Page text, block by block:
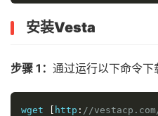
安装Vesta
步骤 1： 通过运行以下命令下
wget
[ http : //